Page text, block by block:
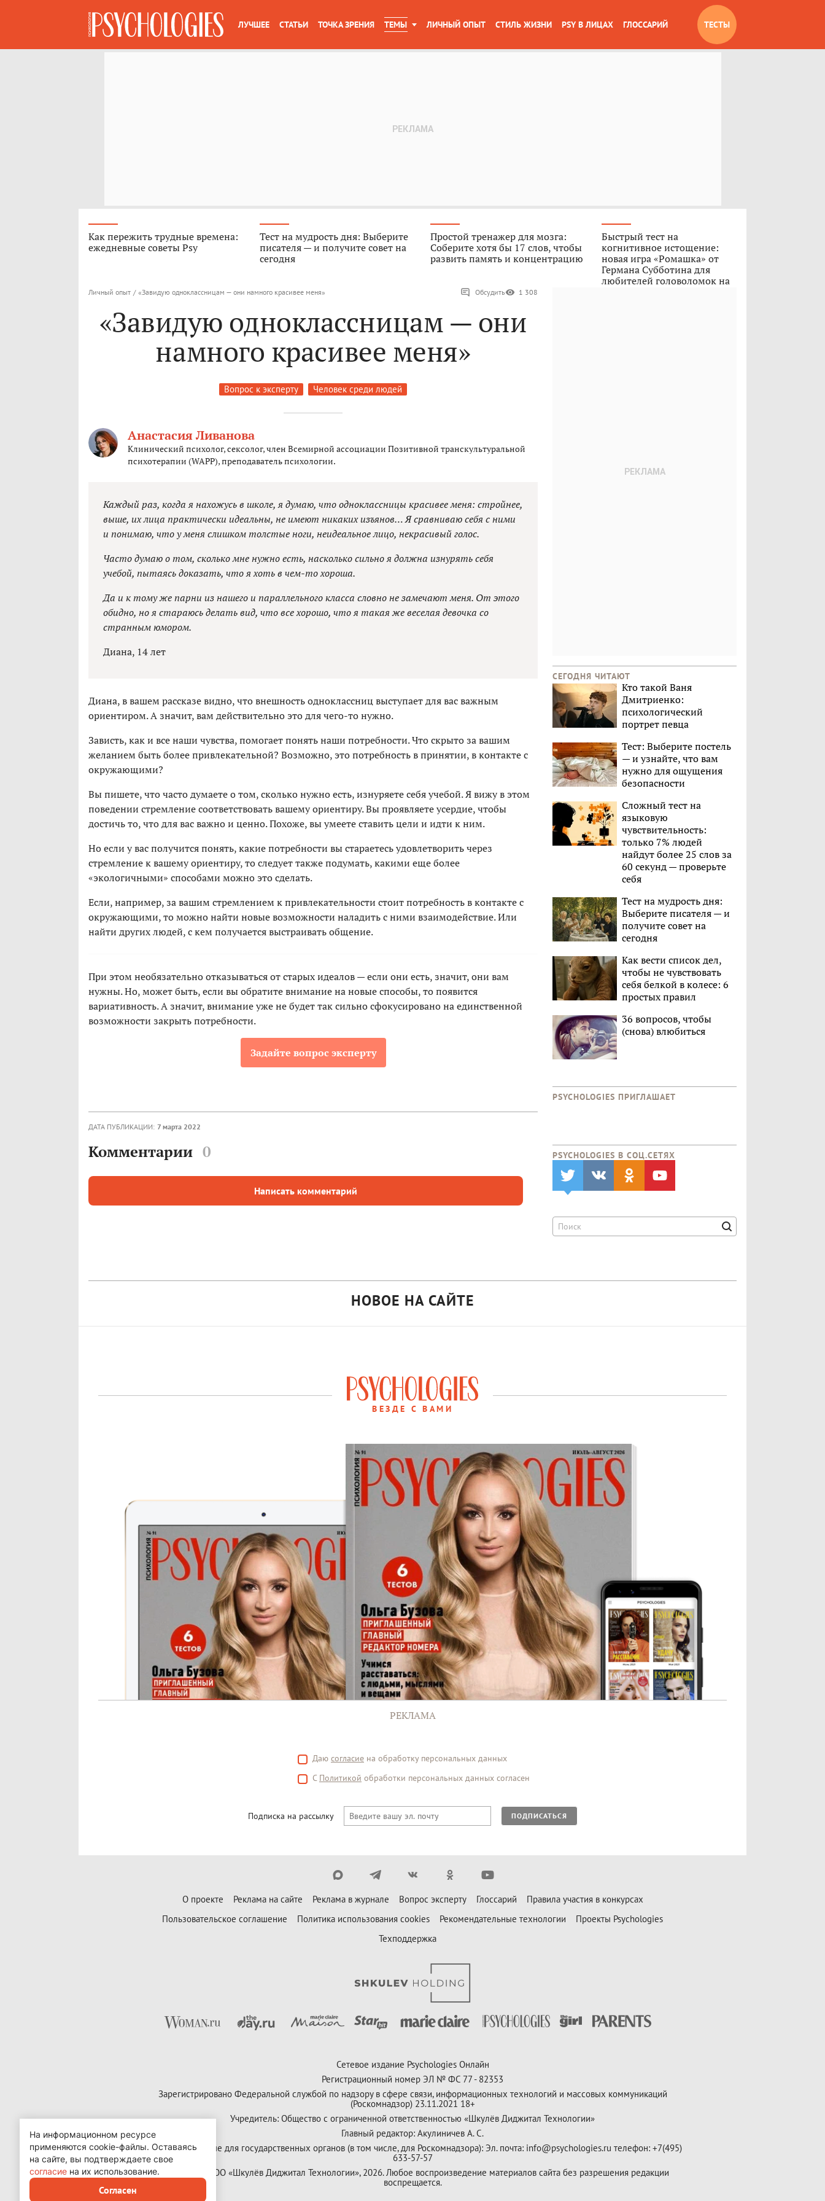
ЛУЧШЕЕ СТАТЬИ ТОЧКА ЗРЕНИЯ ТЕМЫ ЛИЧНЫЙ ОПЫТ СТИЛЬ ЖИЗНИ PSY В ЛИЦАХ ГЛОССАРИЙ ТЕСТЫ
Как пережить трудные времена:
ежедневные советы Psy
Тест на мудрость дня: Выберите
писателя — и получите совет на
сегодня
Простой тренажер для мозга:
Соберите хотя бы 17 слов, чтобы
развить память и концентрацию
Быстрый тест на
когнитивное истощение:
новая игра «Ромашка» от
Германа Субботина для
любителей головоломок на
Личный опыт / «Завидую одноклассницам — они намного красивее меня» Обсудить 1 308
«Завидую одноклассницам — они
намного красивее меня»
Вопрос к эксперту Человек среди людей
Анастасия Ливанова
Клинический психолог, сексолог, член Всемирной ассоциации Позитивной транскультуральной
психотерапии (WAPP), преподаватель психологии.
Каждый раз, когда я нахожусь в школе, я думаю, что одноклассницы красивее меня: стройнее,
выше, их лица практически идеальны, не имеют никаких изъянов… Я сравниваю себя с ними
и понимаю, что у меня слишком толстые ноги, неидеальное лицо, некрасивый голос.
Часто думаю о том, сколько мне нужно есть, насколько сильно я должна изнурять себя
учебой, пытаясь доказать, что я хоть в чем-то хороша.
Да и к тому же парни из нашего и параллельного класса словно не замечают меня. От этого
обидно, но я стараюсь делать вид, что все хорошо, что я такая же веселая девочка со
странным юмором.
Диана, 14 лет
Диана, в вашем рассказе видно, что внешность одноклассниц выступает для вас важным
ориентиром. А значит, вам действительно это для чего-то нужно.
Зависть, как и все наши чувства, помогает понять наши потребности. Что скрыто за вашим
желанием быть более привлекательной? Возможно, это потребность в принятии, в контакте с
окружающими?
Вы пишете, что часто думаете о том, сколько нужно есть, изнуряете себя учебой. Я вижу в этом
поведении стремление соответствовать вашему ориентиру. Вы проявляете усердие, чтобы
достичь то, что для вас важно и ценно. Похоже, вы умеете ставить цели и идти к ним.
Но если у вас получится понять, какие потребности вы стараетесь удовлетворить через
стремление к вашему ориентиру, то следует также подумать, какими еще более
«экологичными» способами можно это сделать.
Если, например, за вашим стремлением к привлекательности стоит потребность в контакте с
окружающими, то можно найти новые возможности наладить с ними взаимодействие. Или
найти других людей, с кем получается выстраивать общение.
При этом необязательно отказываться от старых идеалов — если они есть, значит, они вам
нужны. Но, может быть, если вы обратите внимание на новые способы, то появится
вариативность. А значит, внимание уже не будет так сильно сфокусировано на единственной
возможности закрыть потребности.
Задайте вопрос эксперту
ДАТА ПУБЛИКАЦИИ: 7 марта 2022
Комментарии 0
Написать комментарий
СЕГОДНЯ ЧИТАЮТ
Кто такой Ваня
Дмитриенко:
психологический
портрет певца
Тест: Выберите постель
— и узнайте, что вам
нужно для ощущения
безопасности
Сложный тест на
языковую
чувствительность:
только 7% людей
найдут более 25 слов за
60 секунд — проверьте
себя
Тест на мудрость дня:
Выберите писателя — и
получите совет на
сегодня
Как вести список дел,
чтобы не чувствовать
себя белкой в колесе: 6
простых правил
36 вопросов, чтобы
(снова) влюбиться
PSYCHOLOGIES ПРИГЛАШАЕТ
PSYCHOLOGIES В CОЦ.СЕТЯХ
НОВОЕ НА САЙТЕ
ВЕЗДЕ С ВАМИ
РЕКЛАМА
Даю согласие на обработку персональных данных
С Политикой обработки персональных данных согласен
Подписка на рассылку ПОДПИСАТЬСЯ
О проекте Реклама на сайте Реклама в журнале Вопрос эксперту Глоссарий
Правила участия в конкурсах
Пользовательское соглашение
Политика использования cookies Рекомендательные технологии
Проекты Psychologies
Техподдержка
Сетевое издание Psychologies Онлайн
Регистрационный номер ЭЛ № ФС 77 - 82353
Зарегистрировано Федеральной службой по надзору в сфере связи, информационных технологий и массовых коммуникаций
(Роскомнадзор) 23.11.2021 18+
Учредитель: Общество с ограниченной ответственностью «Шкулёв Диджитал Технологии»
Главный редактор: Акулиничев А. С.
Контактные данные для государственных органов (в том числе, для Роскомнадзора): Эл. почта: info@psychologies.ru телефон: +7(495)
633-57-57
Copyright (с) ООО «Шкулёв Диджитал Технологии», 2026. Любое воспроизведение материалов сайта без разрешения редакции
воспрещается.
На информационном ресурсе
применяются cookie-файлы. Оставаясь
на сайте, вы подтверждаете свое
согласие на их использование.
Согласен